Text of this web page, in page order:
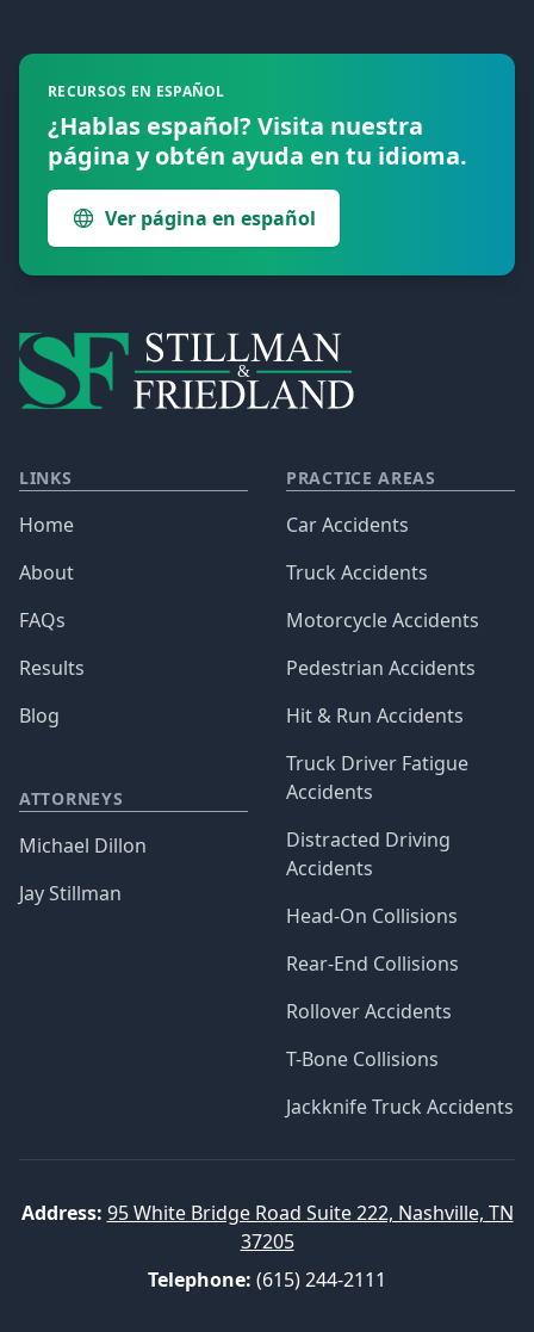
RECURSOS EN ESPAÑOL
¿Hablas español? Visita nuestra
página y obtén ayuda en tu idioma.
Ver página en español
LINKS
Home
About
FAQs
Results
Blog
ATTORNEYS
Michael Dillon
Jay Stillman
PRACTICE AREAS
Car Accidents
Truck Accidents
Motorcycle Accidents
Pedestrian Accidents
Hit & Run Accidents
Truck Driver Fatigue
Accidents
Distracted Driving
Accidents
Head-On Collisions
Rear-End Collisions
Rollover Accidents
T-Bone Collisions
Jackknife Truck Accidents
Address: 95 White Bridge Road Suite 222, Nashville, TN
37205
Telephone: (615) 244-2111